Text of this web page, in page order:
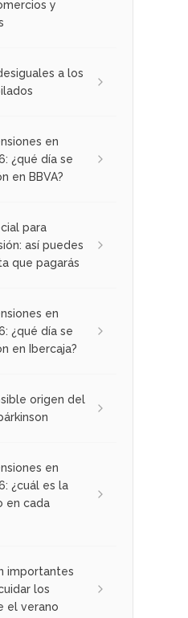
y
a los
en
¿qué día se
en BBVA?
para
así puedes
que pagarás
en
¿qué día se
en Ibercaja?
origen del
en
¿cuál es la
en cada
importantes
los
el verano